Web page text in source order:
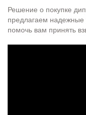
Решение о покупке
предлагаем надежные
помочь вам принять